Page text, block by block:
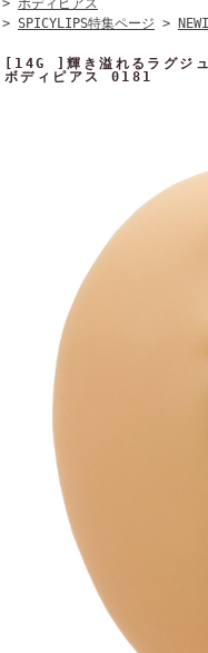
> ボディピアス
> SPICYLIPS特集ページ >
[14G ]輝き溢れるラグジ
ボディピアス 0181